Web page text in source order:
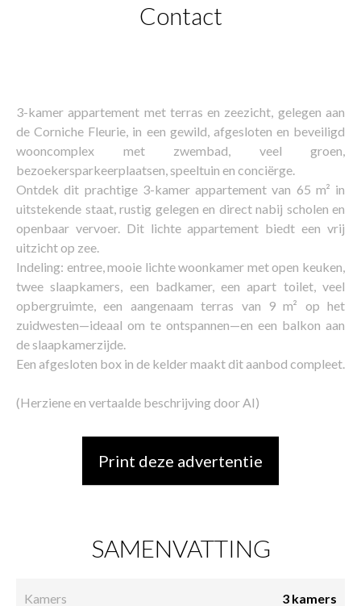
Contact
3-kamer appartement met terras en zeezicht, gelegen aan
de Corniche Fleurie, in een gewild, afgesloten en beveiligd
wooncomplex met zwembad, veel groen,
bezoekersparkeerplaatsen, speeltuin en conciërge.
Ontdek dit prachtige 3-kamer appartement van 65 m² in
uitstekende staat, rustig gelegen en direct nabij scholen en
openbaar vervoer. Dit lichte appartement biedt een vrij
uitzicht op zee.
Indeling: entree, mooie lichte woonkamer met open keuken,
twee slaapkamers, een badkamer, een apart toilet, veel
opbergruimte, een aangenaam terras van 9 m² op het
zuidwesten—ideaal om te ontspannen—en een balkon aan
de slaapkamerzijde.
Een afgesloten box in de kelder maakt dit aanbod compleet.
(Herziene en vertaalde beschrijving door AI)
Print deze advertentie
SAMENVATTING
Kamers 3 kamers